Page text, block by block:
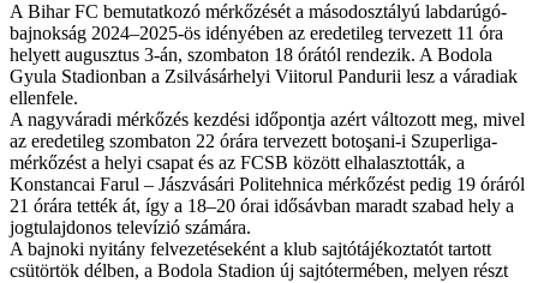
A Bihar FC bemutatkozó mérkőzését a másodosztályú labdarúgó-
bajnokság 2024–2025-ös idényében az eredetileg tervezett 11 óra
helyett augusztus 3-án, szombaton 18 órától rendezik. A Bodola
Gyula Stadionban a Zsilvásárhelyi Viitorul Pandurii lesz a váradiak
ellenfele.
A nagyváradi mérkőzés kezdési időpontja azért változott meg, mivel
az eredetileg szombaton 22 órára tervezett botoşani-i Szuperliga-
mérkőzést a helyi csapat és az FCSB között elhalasztották, a
Konstancai Farul – Jászvásári Politehnica mérkőzést pedig 19 óráról
21 órára tették át, így a 18–20 órai idősávban maradt szabad hely a
jogtulajdonos televízió számára.
A bajnoki nyitány felvezetéseként a klub sajtótájékoztatót tartott
csütörtök délben, a Bodola Stadion új sajtótermében, melyen részt